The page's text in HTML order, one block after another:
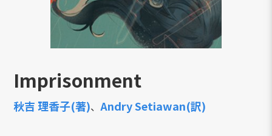
Imprisonment
秋吉 理香子(著)、Andry Setiawan(訳)